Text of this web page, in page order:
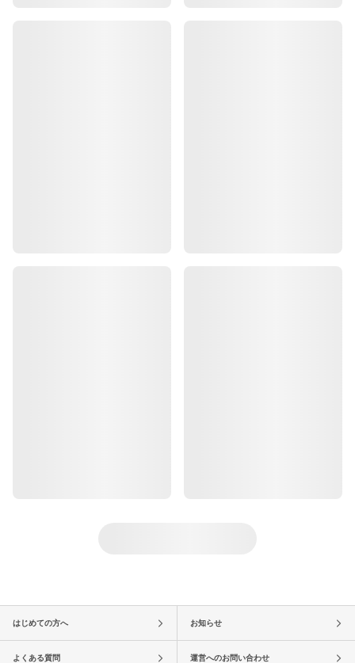
はじめての方へ お知らせ
よくある質問 運営へのお問い合わせ